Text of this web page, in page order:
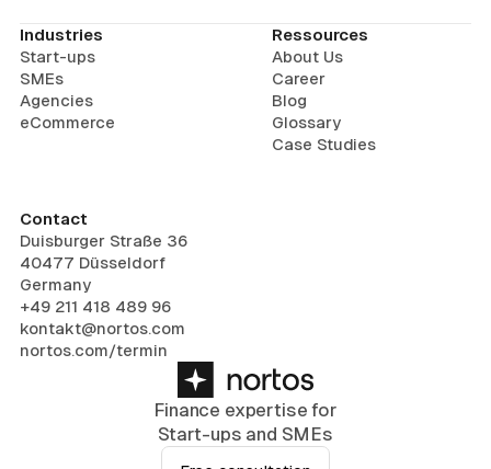
Finance expertise for
Start-ups and SMEs
Industries
Start-ups
SMEs
Agencies
eCommerce
Ressources
About Us
Career
Blog
Glossary
Case Studies
Contact
Duisburger Straße 36
40477 Düsseldorf
Germany
+49 211 418 489 96
kontakt@nortos.com
nortos.com/termin